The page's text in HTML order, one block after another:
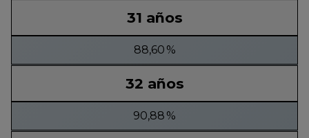
31 años
88,60 %
32 años
90,88 %